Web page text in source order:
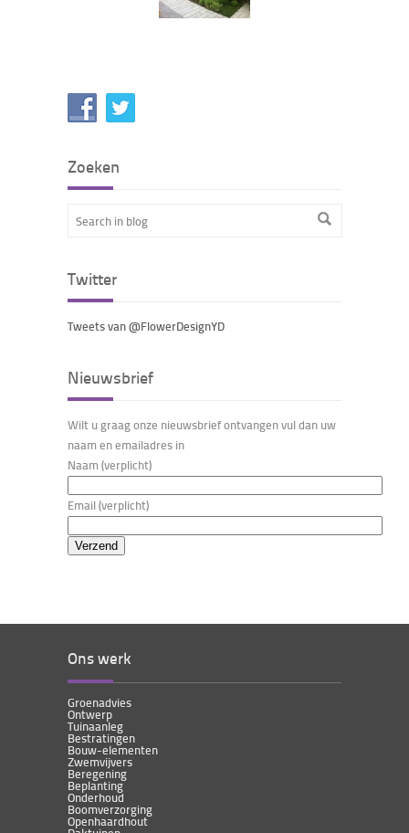
Zoeken
Twitter
Tweets van @FlowerDesignYD
Nieuwsbrief
Wilt u graag onze nieuwsbrief ontvangen vul dan uw
naam en emailadres in
Naam (verplicht)
Email (verplicht)
Ons werk
Groenadvies
Ontwerp
Tuinaanleg
Bestratingen
Bouw-elementen
Zwemvijvers
Beregening
Beplanting
Onderhoud
Boomverzorging
Openhaardhout